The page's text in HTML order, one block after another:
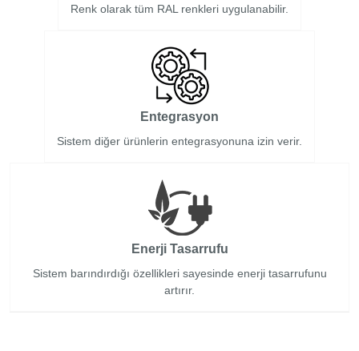
Renk olarak tüm RAL renkleri uygulanabilir.
Entegrasyon
Sistem diğer ürünlerin entegrasyonuna izin verir.
Enerji Tasarrufu
Sistem barındırdığı özellikleri sayesinde enerji tasarrufunu
artırır.